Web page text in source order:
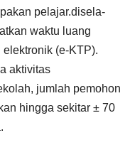
pelajar.disela-
waktu luang
(e-KTP).
aktivitas
jumlah pemohon
hingga sekitar ± 70